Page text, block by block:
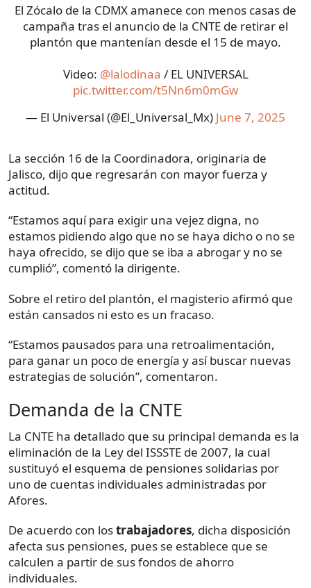
El Zócalo de la CDMX amanece con menos casas de
campaña tras el anuncio de la CNTE de retirar el
plantón que mantenían desde el 15 de mayo.
Video: @lalodinaa / EL UNIVERSAL
pic.twitter.com/t5Nn6m0mGw
— El Universal (@El_Universal_Mx) June 7, 2025
La sección 16 de la Coordinadora, originaria de
Jalisco, dijo que regresarán con mayor fuerza y
actitud.
“Estamos aquí para exigir una vejez digna, no
estamos pidiendo algo que no se haya dicho o no se
haya ofrecido, se dijo que se iba a abrogar y no se
cumplió”, comentó la dirigente.
Sobre el retiro del plantón, el magisterio afirmó que
están cansados ni esto es un fracaso.
“Estamos pausados para una retroalimentación,
para ganar un poco de energía y así buscar nuevas
estrategias de solución”, comentaron.
Demanda de la CNTE
La CNTE ha detallado que su principal demanda es la
eliminación de la Ley del ISSSTE de 2007, la cual
sustituyó el esquema de pensiones solidarias por
uno de cuentas individuales administradas por
Afores.
De acuerdo con lostrabajadores, dicha disposición
afecta sus pensiones, pues se establece que se
calculen a partir de sus fondos de ahorro
individuales.